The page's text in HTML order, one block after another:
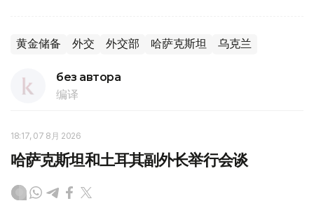
黄金储备 外交 外交部 哈萨克斯坦 乌克兰
без автора
编译
18:17, 07 8月 2026
哈萨克斯坦和土耳其副外长举行会谈